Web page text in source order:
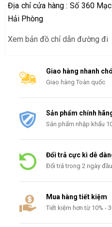
Địa chỉ cửa hàng : Số 360
Hải Phòng
Xem bản đồ chỉ dẫn đường đi
Giao hàng nhanh
Giao hàng Toàn quốc
Sản phẩm chính
Sản phẩm nhập khẩu
Đổi trả cực kì dễ
Đổi trả trong 2 ngày
Mua hàng tiết kiệm
Tiết kiệm hơn từ 10% -